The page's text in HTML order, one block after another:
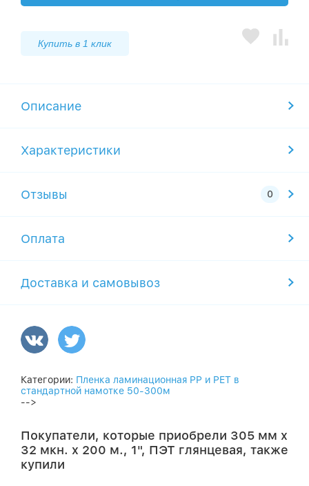
Купить в 1 клик
Описание
Характеристики
Отзывы
Оплата
Доставка и самовывоз
Категории: Пленка ламинационная PP и PET в
стандартной намотке 50-300м
-->
Покупатели, которые приобрели 305 мм x
32 мкн. x 200 м., 1", ПЭТ глянцевая, также
купили